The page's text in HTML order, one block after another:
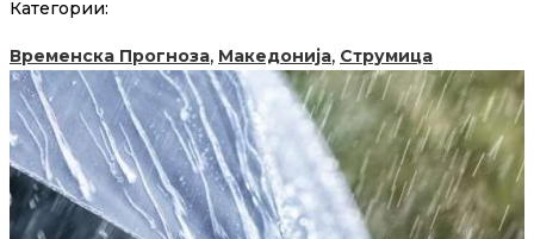
Категории:
Временска Прогноза, Македонија, Струмица